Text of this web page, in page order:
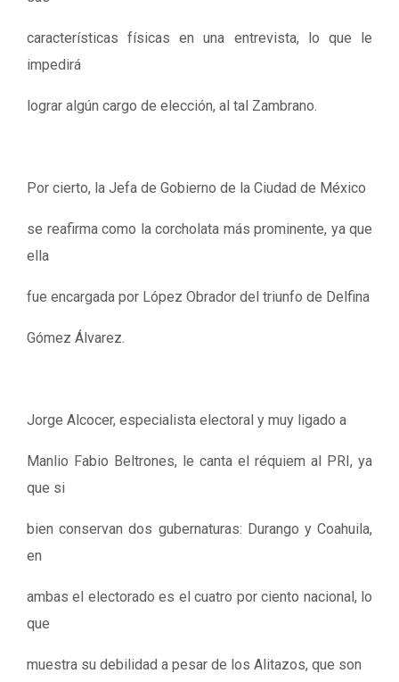
características físicas en una entrevista, lo que le
impedirá
lograr algún cargo de elección, al tal Zambrano.
Por cierto, la Jefa de Gobierno de la Ciudad de México
se reafirma como la corcholata más prominente, ya que
ella
fue encargada por López Obrador del triunfo de Delfina
Gómez Álvarez.
Jorge Alcocer, especialista electoral y muy ligado a
Manlio Fabio Beltrones, le canta el réquiem al PRI, ya
que si
bien conservan dos gubernaturas: Durango y Coahuila,
en
ambas el electorado es el cuatro por ciento nacional, lo
que
muestra su debilidad a pesar de los Alitazos, que son